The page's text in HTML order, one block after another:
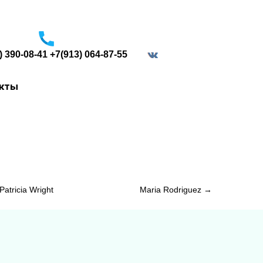
390-08-41 +7(913) 064-87-55
Wright Maria Rodriguez →